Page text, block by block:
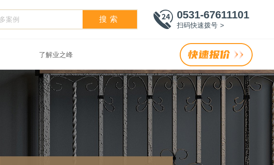
搜索 0531-67611101
扫码快速拨号 >
了解业之峰